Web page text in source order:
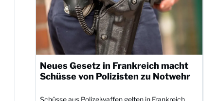
Neues Gesetz in Frankreich macht
Schüsse von Polizisten zu Notwehr
Schüsse aus Polizeiwaffen gelten in Frankreich